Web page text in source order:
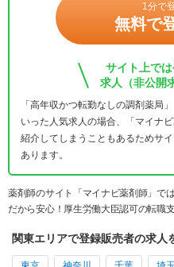
1分で
無料で
サイト上で
求人（非公開
「高年収かつ転勤なしの調剤薬局
いった人気求人の場合、「マイナ
紹介してしまうこともあるためサ
あります。
薬剤師のサイト「マイナビ薬剤師」で
だから安心！厚生労働大臣認可の転職
関東エリアで登録販売者の求人